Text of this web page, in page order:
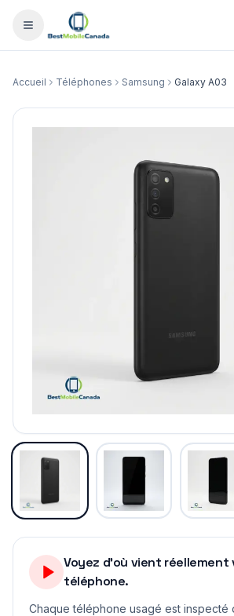
Accueil Téléphones Samsung Galaxy A03
Voyez d'où vient réellement
téléphone.
Chaque téléphone usagé est inspecté